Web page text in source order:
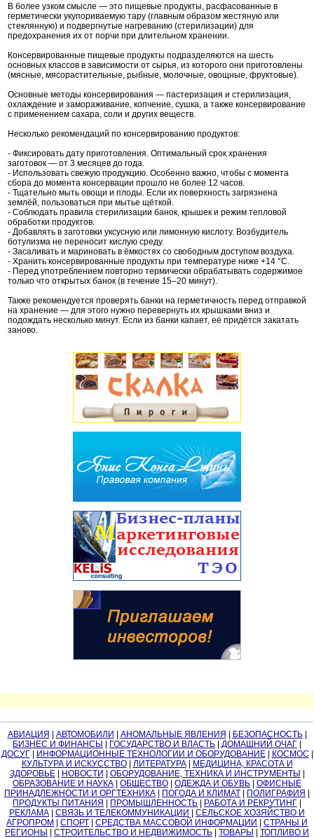
В более узком смысле — это пищевые продукты, расфасованные в
герметически укупориваемую тару (главным образом жестяную или
стеклянную) и подвергнутые нагреванию (стерилизации) для
предохранения их от порчи при длительном хранении.
Консервированные пищевые продукты подразделяются на шесть
основных классов в зависимости от сырья, из которого они приготовлены
(мясные, мясорастительные, рыбные, молочные, овощные, фруктовые).
Основные методы консервирования — пастеризация и стерилизация,
охлаждение и замораживание, копчение, сушка, а также консервирование
с применением сахара, соли и других веществ.
Несколько рекомендаций по консервированию продуктов:
- Фиксировать дату приготовления. Оптимальный срок хранения
заготовок — от 3 месяцев до года.
- Использовать свежую продукцию. Особенно важно, чтобы с момента
сбора до момента консервации прошло не более 12 часов.
- Тщательно мыть овощи и плоды. Если их поверхность загрязнена
землёй, пользоваться при мытье щёткой.
- Соблюдать правила стерилизации банок, крышек и режим тепловой
обработки продуктов.
- Добавлять в заготовки уксусную или лимонную кислоту. Возбудитель
ботулизма не переносит кислую среду.
- Засаливать и мариновать в ёмкостях со свободным доступом воздуха.
- Хранить консервированные продукты при температуре ниже +14 °С.
- Перед употреблением повторно термически обрабатывать содержимое
только что открытых банок (в течение 15–20 минут).
Также рекомендуется проверять банки на герметичность перед отправкой
на хранение — для этого нужно перевернуть их крышками вниз и
подождать несколько минут. Если из банки капает, её придётся закатать
заново.
АВИАЦИЯ АВТОМОБИЛИ АНОМАЛЬНЫЕ ЯВЛЕНИЯ БЕЗОПАСНОСТЬ|
БИЗНЕС И ФИНАНСЫ
ГОСУДАРСТВО И ВЛАСТЬ ДОМАШНИЙ ОЧАГ
ДОСУГ| ИНФОРМАЦИОННЫЕ ТЕХНОЛОГИИ И ОБОРУДОВАНИЕ| КОСМОС
КУЛЬТУРА И ИСКУССТВО| ЛИТЕРАТУРА|
МЕДИЦИНА, КРАСОТА И
ЗДОРОВЬЕ| НОВОСТИ ОБОРУДОВАНИЕ, ТЕХНИКА И ИНСТРУМЕНТЫ
ОБРАЗОВАНИЕ И НАУКА
ОБЩЕСТВО ОДЕЖДА И ОБУВЬ
ОФИСНЫЕ
ПРИНАДЛЕЖНОСТИ И ОРГТЕХНИКА
ПОГОДА И КЛИМАТ ПОЛИГРАФИЯ
ПРОДУКТЫ ПИТАНИЯ
ПРОМЫШЛЕННОСТЬ РАБОТА И РЕКРУТИНГ
РЕКЛАМА
СВЯЗЬ И ТЕЛЕКОММУНИКАЦИИ
СЕЛЬСКОЕ ХОЗЯЙСТВО И
АГРОПРОМ
СПОРТ СРЕДСТВА МАССОВОЙ ИНФОРМАЦИИ
СТРАНЫ И
РЕГИОНЫ
СТРОИТЕЛЬСТВО И НЕДВИЖИМОСТЬ ТОВАРЫ
ТОПЛИВО И